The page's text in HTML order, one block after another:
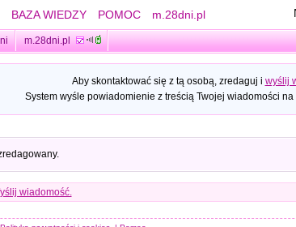
BAZA WIEDZY POMOC m.28dni.pl
m.28dni.pl
Aby skontaktować się z tą osobą, zredaguj i wyślij
System wyśle powiadomienie z treścią Twojej wiadomości
wiadomość.